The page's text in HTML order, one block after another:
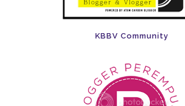
KBBV Community